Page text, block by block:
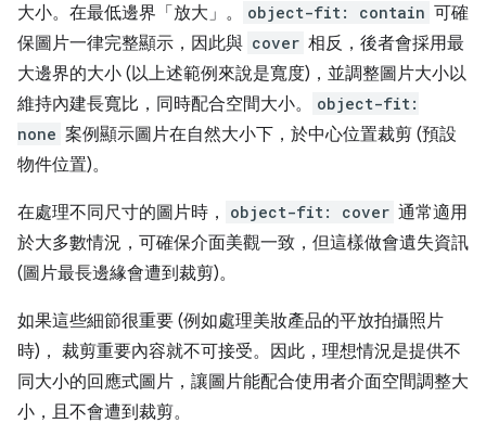
大小。在最低邊界「放大」。
object-fit: contain 可確
保圖片一律完整顯示，因此與 cover 相反，後者會採用最
大邊界的大小 (以上述範例來說是寬度)，並調整圖片大小以
維持內建長寬比，同時配合空間大小。
object-fit:
none 案例顯示圖片在自然大小下，於中心位置裁剪 (預設
物件位置)。
在處理不同尺寸的圖片時， object-fit: cover 通常適用
於大多數情況，可確保介面美觀一致，但這樣做會遺失資訊
(圖片最長邊緣會遭到裁剪)。
如果這些細節很重要 (例如處理美妝產品的平放拍攝照片
時)， 裁剪重要內容就不可接受。因此，理想情況是提供不
同大小的回應式圖片，讓圖片能配合使用者介面空間調整大
小，且不會遭到裁剪。